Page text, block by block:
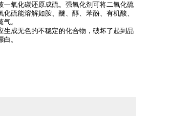
氧化碳还原成硫。强氧化剂可将二氧化硫
硫能溶解如胺、醚、醇、苯酚、有机酸、
。
成无色的不稳定的化合物，破坏了起到品
。